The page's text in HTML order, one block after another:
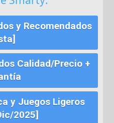
y Recomendados
Calidad/Precio +
y Juegos Ligeros
2025]